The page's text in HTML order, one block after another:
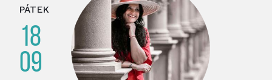
PÁTEK
18
09